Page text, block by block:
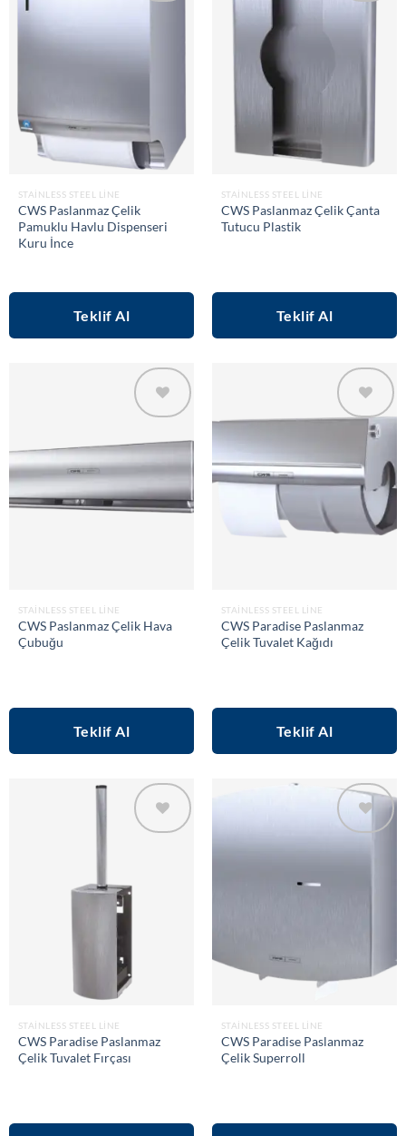
STAINLESS STEEL LINE
CWS Paslanmaz Çelik
Pamuklu Havlu Dispenseri
Kuru İnce
Teklif Al
STAINLESS STEEL LINE
CWS Paslanmaz Çelik Çanta
Tutucu Plastik
Teklif Al
wishlist
STAINLESS STEEL LINE
CWS Paslanmaz Çelik Hava
Çubuğu
Teklif Al
Add to
wishlist
STAINLESS STEEL LINE
CWS Paradise Paslanmaz
Çelik Tuvalet Kağıdı
Teklif Al
STAINLESS STEEL LINE
CWS Paradise Paslanmaz
Çelik Tuvalet Fırçası
STAINLESS STEEL LINE
CWS Paradise Paslanmaz
Çelik Superroll